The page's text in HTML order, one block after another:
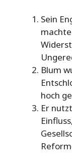
Sein
Blum
hoch
Er